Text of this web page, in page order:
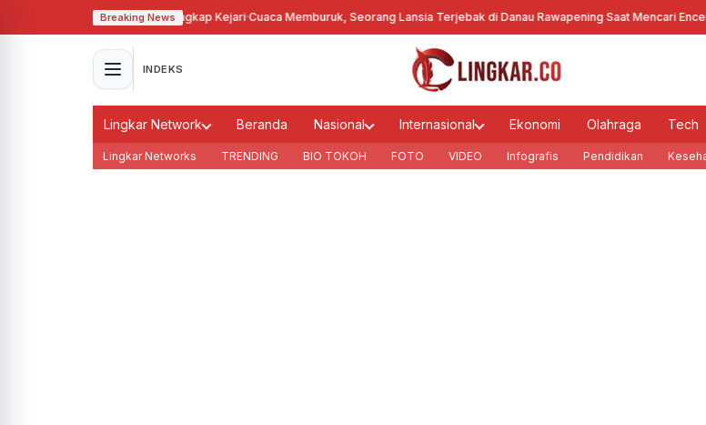
Breaking News
Kades Karanganyar Ditangkap Kejari· Cuaca Memburuk, Seorang Lansia Terjebak di Danau Rawapening Saat Mencari Enceng
INDEKS
Lingkar Network Beranda Nasional Internasional Ekonomi Olahraga Tech
Lingkar Networks TRENDING BIO TOKOH FOTO VIDEO Infografis Pendidikan